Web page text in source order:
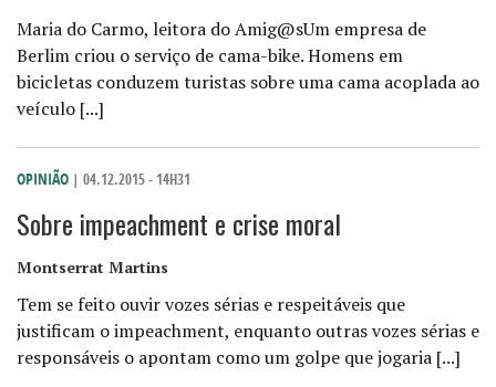
Maria do Carmo, leitora do Amig@sUm empresa de
Berlim criou o serviço de cama-bike. Homens em
bicicletas conduzem turistas sobre uma cama acoplada ao
veículo [...]
OPINIÃO | 04.12.2015 - 14H31
Sobre impeachment e crise moral
Montserrat Martins
Tem se feito ouvir vozes sérias e respeitáveis que
justificam o impeachment, enquanto outras vozes sérias e
responsáveis o apontam como um golpe que jogaria [...]